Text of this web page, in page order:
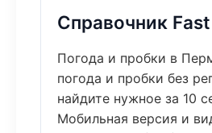
Справочник
Погода и пробки в
погода и пробки без
найдите нужное за 10
Мобильная версия и